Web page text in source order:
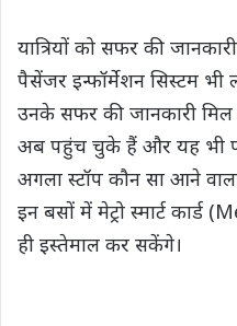
यात्रियों को सफर की
पैसेंजर इन्फॉर्मेशन सिस्टम भी
उनके सफर की जानकारी
अब पहुंच चुके हैं और यह भी
अगला स्टॉप कौन सा आने
इन बसों में मेट्रो स्मार्ट
ही इस्तेमाल कर सकेंगे।